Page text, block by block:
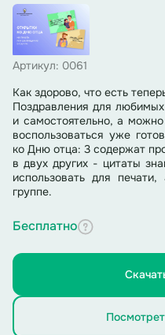
Артикул: 0061
Как здорово, что есть
Поздравления для
и самостоятельно, а
воспользоваться уже
ко Дню отца: 3 содержат
в двух других - цитаты
использовать для
группе.
Бесплатно